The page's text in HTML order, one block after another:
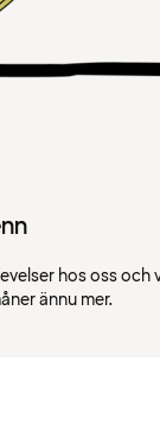
hos oss och
ännu mer.